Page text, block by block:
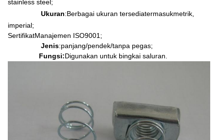
stainless steel;
Ukuran:Berbagai ukuran tersediatermasukmetrik,
imperial;
SertifikatManajemen ISO9001;
Jenis:panjang/pendek/tanpa pegas;
Fungsi:Digunakan untuk bingkai saluran.